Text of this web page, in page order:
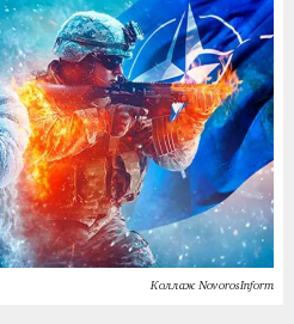
Коллаж NovorosInform